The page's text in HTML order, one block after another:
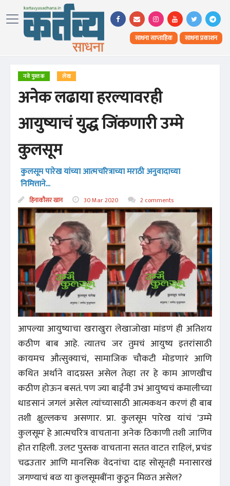
साधना साप्ताहिक साधना प्रकाशन
नवे पुस्तक लेख
अनेक लढाया हरल्यावरही
आयुष्याचं युद्ध जिंकणारी उम्मे
कुलसूम
कुलसूम पारेख यांच्या आत्मचरित्राच्या मराठी अनुवादाच्या
निमित्ताने...
हिनाकौसर खान 30 Mar 2020 2 comments
आपल्या आयुष्याचा खराखुरा लेखाजोखा मांडणं ही अतिशय
कठीण बाब आहे. त्यातच जर तुमचं आयुष्य इतरांसाठी
कायमच औत्सुक्याचं, सामाजिक चौकटी मोडणारं आणि
कथित अर्थाने वादग्रस्त असेल तेव्हा तर हे काम आणखीच
कठीण होऊन बसतं. पण ज्या बाईंनी उभं आयुष्यचं कमालीच्या
धाडसानं जगलं असेल त्यांच्यासाठी आत्मकथन करणं ही बाब
तशी क्षुल्लकच असणार. प्रा. कुलसूम पारेख यांचं 'उम्मे
कुलसूम' हे आत्मचरित्र वाचताना अनेक ठिकाणी तशी जाणिव
होत राहिली. उलट पुस्तक वाचताना सतत वाटत राहिलं, प्रचंड
चढउतार आणि मानसिक वेदनांचा दाह सोसूनही मनासारखं
जगण्याचं बळ या कुलसूमबींना कुठून मिळत असेल?